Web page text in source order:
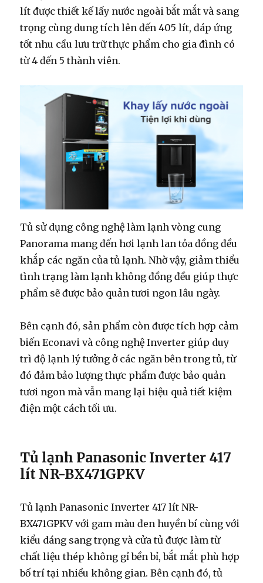
lít được thiết kế lấy nước ngoài bắt mắt và sang
trọng cùng dung tích lên đến 405 lít, đáp ứng
tốt nhu cầu lưu trữ thực phẩm cho gia đình có
từ 4 đến 5 thành viên.
Tủ sử dụng công nghệ làm lạnh vòng cung
Panorama mang đến hơi lạnh lan tỏa đồng đều
khắp các ngăn của tủ lạnh. Nhờ vậy, giảm thiểu
tình trạng làm lạnh không đồng đều giúp thực
phẩm sẽ được bảo quản tươi ngon lâu ngày.
Bên cạnh đó, sản phẩm còn được tích hợp cảm
biến Econavi và công nghệ Inverter giúp duy
trì độ lạnh lý tưởng ở các ngăn bên trong tủ, từ
đó đảm bảo lượng thực phẩm được bảo quản
tươi ngon mà vẫn mang lại hiệu quả tiết kiệm
điện một cách tối ưu.
Tủ lạnh Panasonic Inverter 417
lít NR-BX471GPKV
Tủ lạnh Panasonic Inverter 417 lít NR-
BX471GPKV với gam màu đen huyền bí cùng với
kiểu dáng sang trọng và cửa tủ được làm từ
chất liệu thép không gỉ bền bỉ, bắt mắt phù hợp
bố trí tại nhiều không gian. Bên cạnh đó, tủ